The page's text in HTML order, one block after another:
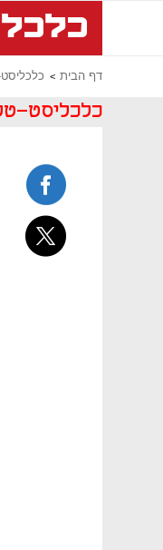
דף הבית
כלכליסט-